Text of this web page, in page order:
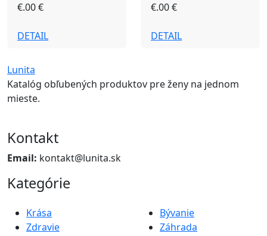
€.00 €
DETAIL
€.00 €
DETAIL
Lunita
Katalóg obľubených produktov pre ženy na jednom
mieste.
Kontakt
Email: kontakt@lunita.sk
Kategórie
Krása
Zdravie
Bývanie
Záhrada